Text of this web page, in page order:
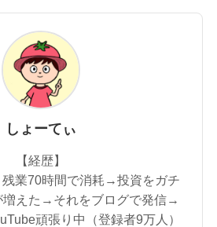
しょーてぃ
【経歴】
業70時間で消耗→投資をガチ
えた→それをブログで発信→
頑張り中（登録者9万人）